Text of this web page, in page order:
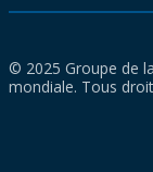
© 2025 Groupe de
mondiale. Tous